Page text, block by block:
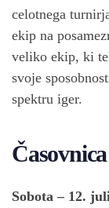
celotnega
ekip na
veliko ekip, ki
svoje
spektru iger.
Časovnica
Sobota – 12.